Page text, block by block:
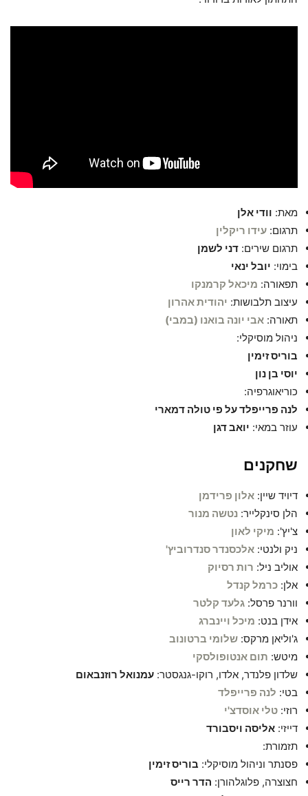
מאת: וודי אלן
תרגום: עידו ריקלין
תרגום שירים: דני לשמן
בימוי: יובל ינאי
תפאורה: מיכאל קרמנקו
עיצוב תלבושות: יהודית אהרון
תאורה: אבי יונה בואנו (במבי)
ניהול מוסיקלי:
בוריס זימין
יוסי בן נון
כוריאוגרפיה:
לנה פרייפלד על פי טולה דמארי
עוזר במאי: יואב דגן
שחקנים
דיויד שיין: אלון פרידמן
הלן סינקלייר: נטשה מנור
צ'יץ': מיקי לאון
ניק ולנטי: אלכסנדר סנדרוביץ'
אוליב ניל: רות רסיוק
אלן: כרמל קנדל
וורנר פרסל: גלעד קלטר
אידן בנט: מיכל ויינברג
ג'וליאן מרקס: שלומי ברטונוב
מיטש: תום אנטופולסקי
שלדון פלנדר, אלדו, רוקו-גנגסטר: עמנואל רוזנבאום
בטי: לנה פרייפלד
רוזי: טלי אוסדצ'י
דייזי: אליסה ויסבורד
תזמורת:
פסנתר וניהול מוסיקלי: בוריס זימין
חצוצרה, פלוגלהורן: הדר רייס